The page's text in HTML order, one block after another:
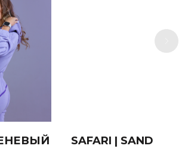
SAFARI | SAND